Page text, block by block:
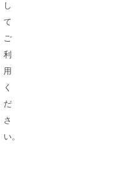
し
て
ご
利
用
く
だ
さ
い。